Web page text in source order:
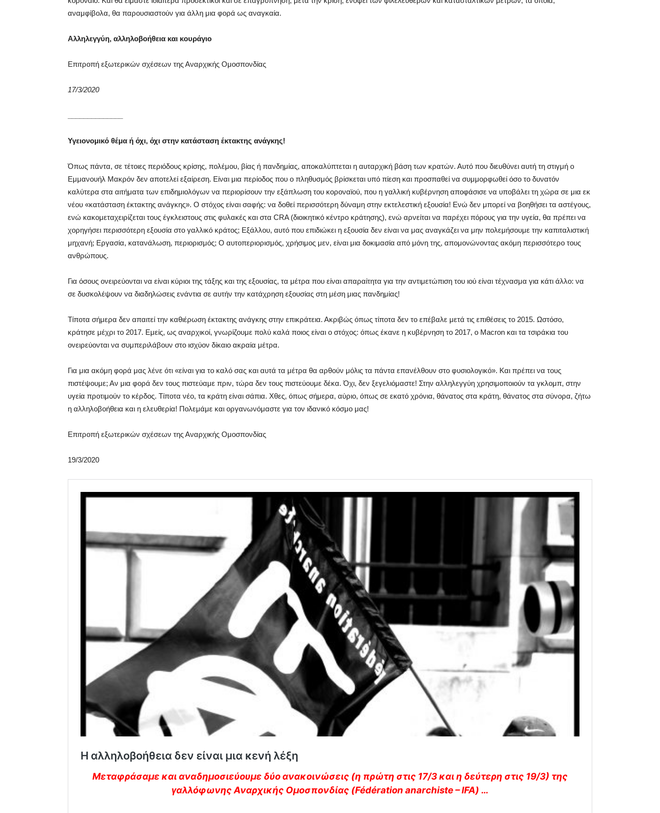
αναμφίβολα, θα παρουσιαστούν για άλλη μια φορά ως αναγκαία.
Αλληλεγγύη, αλληλοβοήθεια και κουράγιο
Επιτροπή εξωτερικών σχέσεων της Αναρχικής Ομοσπονδίας
17/3/2020
Υγειονομικό θέμα ή όχι, όχι στην κατάσταση έκτακτης ανάγκης!
Όπως πάντα, σε τέτοιες περιόδους κρίσης, πολέμου, βίας ή πανδημίας, αποκαλύπτεται η αυταρχική βάση των κρατών. Αυτό που διευθύνει αυτή τη στιγμή ο
Εμμανουήλ Μακρόν δεν αποτελεί εξαίρεση. Είναι μια περίοδος που ο πληθυσμός βρίσκεται υπό πίεση και προσπαθεί να συμμορφωθεί όσο το δυνατόν
καλύτερα στα αιτήματα των επιδημιολόγων να περιορίσουν την εξάπλωση του κοροναϊού, που η γαλλική κυβέρνηση αποφάσισε να υποβάλει τη χώρα σε μια εκ
νέου «κατάσταση έκτακτης ανάγκης». Ο στόχος είναι σαφής: να δοθεί περισσότερη δύναμη στην εκτελεστική εξουσία! Ενώ δεν μπορεί να βοηθήσει τα αστέγους,
ενώ κακομεταχειρίζεται τους έγκλειστους στις φυλακές και στα CRA (διοικητικό κέντρο κράτησης), ενώ αρνείται να παρέχει πόρους για την υγεία, θα πρέπει να
χορηγήσει περισσότερη εξουσία στο γαλλικό κράτος; Εξάλλου, αυτό που επιδιώκει η εξουσία δεν είναι να μας αναγκάζει να μην πολεμήσουμε την καπιταλιστική
μηχανή; Εργασία, κατανάλωση, περιορισμός; Ο αυτοπεριορισμός, χρήσιμος μεν, είναι μια δοκιμασία από μόνη της, απομονώνοντας ακόμη περισσότερο τους
ανθρώπους.
Για όσους ονειρεύονται να είναι κύριοι της τάξης και της εξουσίας, τα μέτρα που είναι απαραίτητα για την αντιμετώπιση του ιού είναι τέχνασμα για κάτι άλλο: να
σε δυσκολέψουν να διαδηλώσεις ενάντια σε αυτήν την κατάχρηση εξουσίας στη μέση μιας πανδημίας!
Τίποτα σήμερα δεν απαιτεί την καθιέρωση έκτακτης ανάγκης στην επικράτεια. Ακριβώς όπως τίποτα δεν το επέβαλε μετά τις επιθέσεις το 2015. Ωστόσο,
κράτησε μέχρι το 2017. Εμείς, ως αναρχικοί, γνωρίζουμε πολύ καλά ποιος είναι ο στόχος: όπως έκανε η κυβέρνηση το 2017, ο Macron και τα τσιράκια του
ονειρεύονται να συμπεριλάβουν στο ισχύον δίκαιο ακραία μέτρα.
Για μια ακόμη φορά μας λένε ότι «είναι για το καλό σας και αυτά τα μέτρα θα αρθούν μόλις τα πάντα επανέλθουν στο φυσιολογικό». Και πρέπει να τους
πιστέψουμε; Αν μια φορά δεν τους πιστεύαμε πριν, τώρα δεν τους πιστεύουμε δέκα. Όχι, δεν ξεγελιόμαστε! Στην αλληλεγγύη χρησιμοποιούν τα γκλομπ, στην
υγεία προτιμούν το κέρδος. Τίποτα νέο, τα κράτη είναι σάπια. Χθες, όπως σήμερα, αύριο, όπως σε εκατό χρόνια, θάνατος στα κράτη, θάνατος στα σύνορα, ζήτω
η αλληλοβοήθεια και η ελευθερία! Πολεμάμε και οργανωνόμαστε για τον ιδανικό κόσμο μας!
Επιτροπή εξωτερικών σχέσεων της Αναρχικής Ομοσπονδίας
19/3/2020